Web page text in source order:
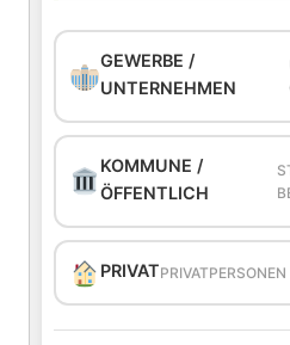
GEWERBE /
UNTERNEHMEN
KOMMUNE /
ÖFFENTLICH
PRIVATPRIVATPERSONEN